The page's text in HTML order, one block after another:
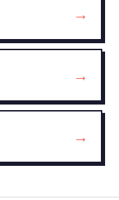
→
→
→